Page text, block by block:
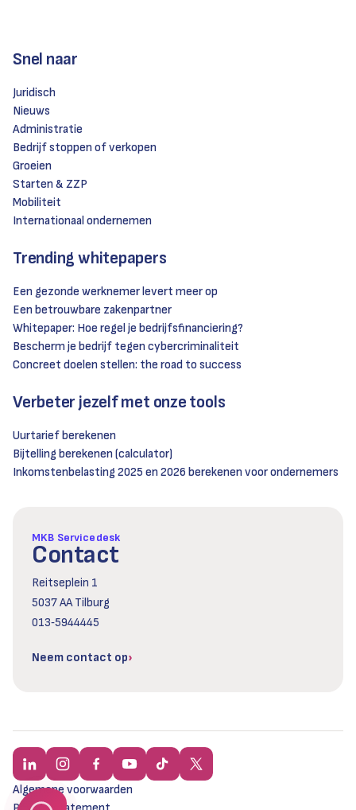
Snel naar
Juridisch
Nieuws
Administratie
Bedrijf stoppen of verkopen
Groeien
Starten & ZZP
Mobiliteit
Internationaal ondernemen
Trending whitepapers
Een gezonde werknemer levert meer op
Een betrouwbare zakenpartner
Whitepaper: Hoe regel je bedrijfsfinanciering?
Bescherm je bedrijf tegen cybercriminaliteit
Concreet doelen stellen: the road to success
Verbeter jezelf met onze tools
Uurtarief berekenen
Bijtelling berekenen (calculator)
Inkomstenbelasting 2025 en 2026 berekenen voor ondernemers
MKB Servicedesk
Contact
Reitseplein 1
5037 AA Tilburg
013‑5944445
Neem contact op
Algemene voorwaarden